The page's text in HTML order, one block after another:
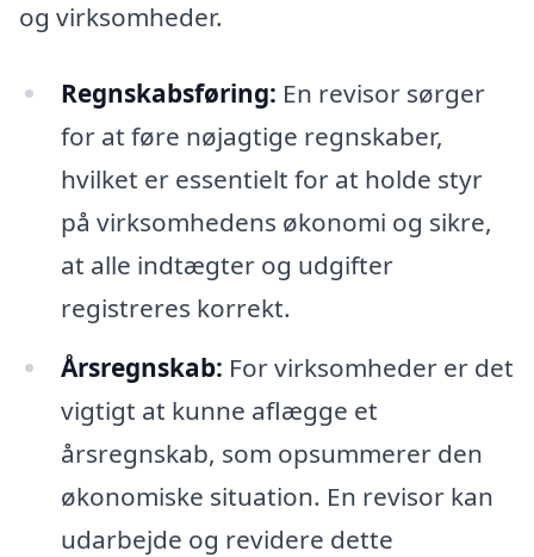
og virksomheder.
Regnskabsføring: En revisor sørger
for at føre nøjagtige regnskaber,
hvilket er essentielt for at holde styr
på virksomhedens økonomi og sikre,
at alle indtægter og udgifter
registreres korrekt.
Årsregnskab: For virksomheder er det
vigtigt at kunne aflægge et
årsregnskab, som opsummerer den
økonomiske situation. En revisor kan
udarbejde og revidere dette